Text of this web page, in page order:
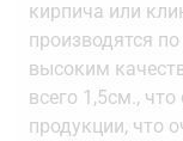
кирпича или
производятся
высоким
всего 1,5см.,
продукции, что